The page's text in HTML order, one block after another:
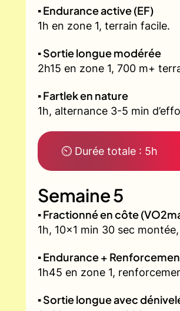
▪️ Endurance active (EF)
1h en zone 1, terrain facile.
▪️ Sortie longue modérée
2h15 en zone 1, 700 m+
▪️ Fartlek en nature
1h, alternance 3-5 min
⏲ Durée totale : 5h
Semaine 5
▪️ Fractionné en côte
1h, 10x1 min 30 sec
▪️ Endurance +
1h45 en zone 1,
▪️ Sortie longue avec